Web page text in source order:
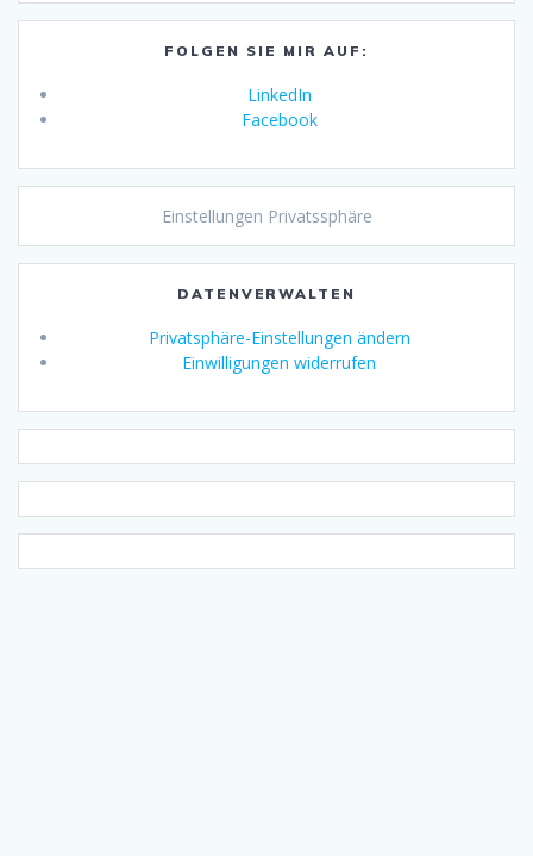
FOLGEN SIE MIR AUF:
LinkedIn
Facebook
Einstellungen Privatssphäre
DATENVERWALTEN
Privatsphäre-Einstellungen ändern
Einwilligungen widerrufen